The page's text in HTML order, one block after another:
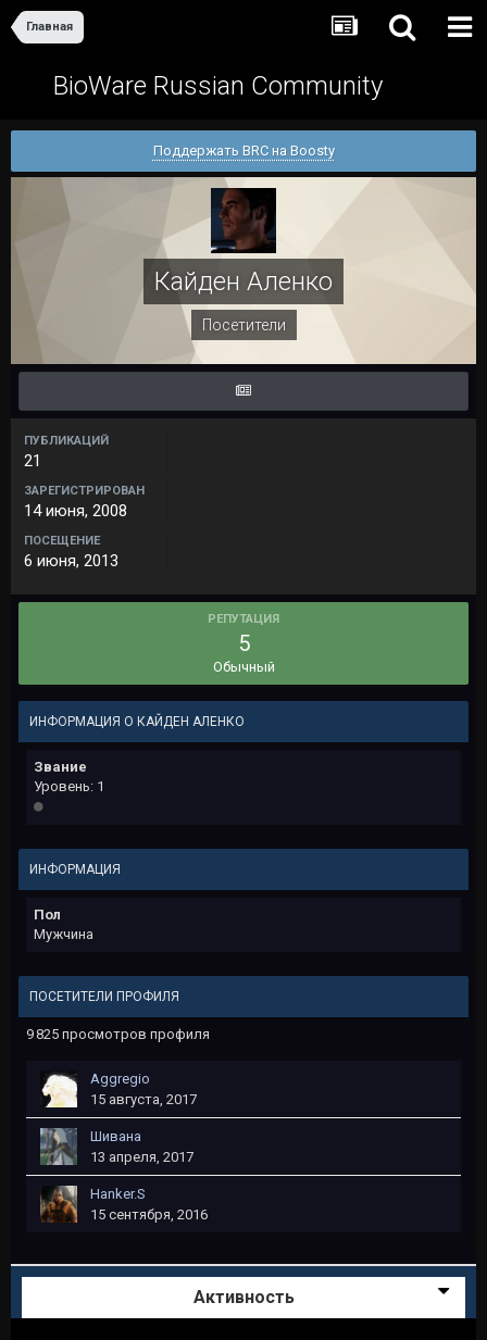
Главная
BioWare Russian Community
Поддержать BRC на Boosty
Кайден Аленко
Посетители
ПУБЛИКАЦИЙ
21
ЗАРЕГИСТРИРОВАН
14 июня, 2008
ПОСЕЩЕНИЕ
6 июня, 2013
РЕПУТАЦИЯ
5
Обычный
ИНФОРМАЦИЯ О КАЙДЕН АЛЕНКО
Звание
Уровень: 1
ИНФОРМАЦИЯ
Пол
Мужчина
ПОСЕТИТЕЛИ ПРОФИЛЯ
9 825 просмотров профиля
Aggregio
15 августа, 2017
Шивана
13 апреля, 2017
Hanker.S
15 сентября, 2016
Активность